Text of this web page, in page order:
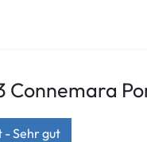
Connemara
- Sehr gut